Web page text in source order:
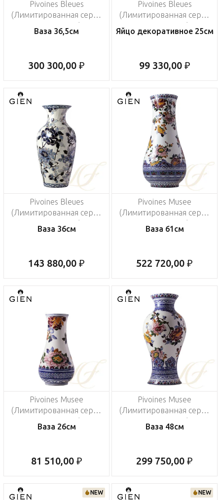
Pivoines Bleues
(Лимитированная серия
Ваза 36,5см
300 300,00 ₽
Pivoines Bleues
(Лимитированная серия
Яйцо декоративное 25см
99 330,00 ₽
Pivoines Bleues
(Лимитированная серия
Ваза 36см
143 880,00 ₽
Pivoines Musee
(Лимитированная серия
Ваза 61см
522 720,00 ₽
Pivoines Musee
(Лимитированная серия
Ваза 26см
81 510,00 ₽
Pivoines Musee
(Лимитированная серия
Ваза 48см
299 750,00 ₽
NEW NEW